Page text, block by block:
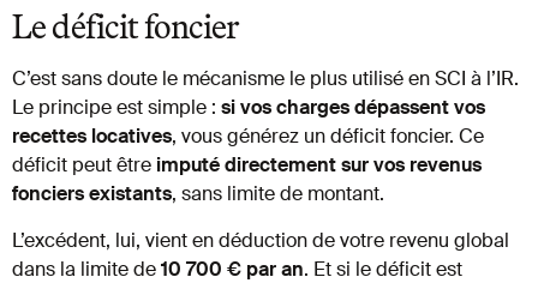
Le déficit foncier
C’est sans doute le mécanisme le plus utilisé en SCI à l’IR.
Le principe est simple : si vos charges dépassent vos
recettes locatives, vous générez un déficit foncier. Ce
déficit peut être imputé directement sur vos revenus
fonciers existants, sans limite de montant.
L’excédent, lui, vient en déduction de votre revenu global
dans la limite de10 700 € par an. Et si le déficit est